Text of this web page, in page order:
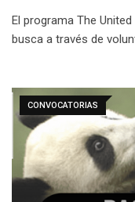
El programa The
busca a través de
CONVOCATORIAS